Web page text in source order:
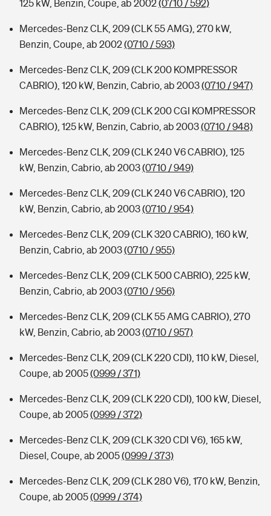
125 kW, Benzin, Coupe, ab 2002(0710 / 592)
Mercedes-Benz CLK, 209 (CLK 55 AMG), 270 kW,
Benzin, Coupe, ab 2002(0710 / 593)
Mercedes-Benz CLK, 209 (CLK 200 KOMPRESSOR
CABRIO), 120 kW, Benzin, Cabrio, ab 2003(0710 / 947)
Mercedes-Benz CLK, 209 (CLK 200 CGI KOMPRESSOR
CABRIO), 125 kW, Benzin, Cabrio, ab 2003(0710 / 948)
Mercedes-Benz CLK, 209 (CLK 240 V6 CABRIO), 125
kW, Benzin, Cabrio, ab 2003(0710 / 949)
Mercedes-Benz CLK, 209 (CLK 240 V6 CABRIO), 120
kW, Benzin, Cabrio, ab 2003(0710 / 954)
Mercedes-Benz CLK, 209 (CLK 320 CABRIO), 160 kW,
Benzin, Cabrio, ab 2003(0710 / 955)
Mercedes-Benz CLK, 209 (CLK 500 CABRIO), 225 kW,
Benzin, Cabrio, ab 2003(0710 / 956)
Mercedes-Benz CLK, 209 (CLK 55 AMG CABRIO), 270
kW, Benzin, Cabrio, ab 2003(0710 / 957)
Mercedes-Benz CLK, 209 (CLK 220 CDI), 110 kW, Diesel,
Coupe, ab 2005(0999 / 371)
Mercedes-Benz CLK, 209 (CLK 220 CDI), 100 kW, Diesel,
Coupe, ab 2005(0999 / 372)
Mercedes-Benz CLK, 209 (CLK 320 CDI V6), 165 kW,
Diesel, Coupe, ab 2005(0999 / 373)
Mercedes-Benz CLK, 209 (CLK 280 V6), 170 kW, Benzin,
Coupe, ab 2005(0999 / 374)